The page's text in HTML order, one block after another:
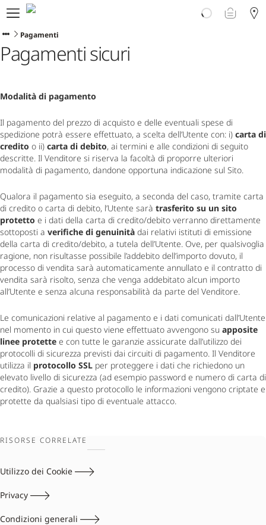
Prodotti
Scopri Ploom
Club
Vivi Ploom
Avvertenze sul prodotto
Pagamenti
Pagamenti sicuri
Modalità di pagamento
Il pagamento del prezzo di acquisto e delle eventuali spese di
spedizione potrà essere effettuato, a scelta dell’Utente con: i) carta di
credito o ii) carta di debito, ai termini e alle condizioni di seguito
descritte. Il Venditore si riserva la facoltà di proporre ulteriori
modalità di pagamento, dandone opportuna indicazione sul Sito.
Qualora il pagamento sia eseguito, a seconda del caso, tramite carta
di credito o carta di debito, l’Utente sarà trasferito su un sito
protetto e i dati della carta di credito/debito verranno direttamente
sottoposti a verifiche di genuinità dai relativi istituti di emissione
della carta di credito/debito, a tutela dell’Utente. Ove, per qualsivoglia
ragione, non risultasse possibile l’addebito dell’importo dovuto, il
processo di vendita sarà automaticamente annullato e il contratto di
vendita sarà risolto, senza che venga addebitato alcun importo
all’Utente e senza alcuna responsabilità da parte del Venditore.
Le comunicazioni relative al pagamento e i dati comunicati dall’Utente
nel momento in cui questo viene effettuato avvengono su apposite
linee protette e con tutte le garanzie assicurate dall’utilizzo dei
protocolli di sicurezza previsti dai circuiti di pagamento. Il Venditore
utilizza il protocollo SSL per proteggere i dati che richiedono un
elevato livello di sicurezza (ad esempio password e numero di carta di
credito). Grazie a questo protocollo le informazioni vengono criptate e
protette da qualsiasi tipo di eventuale attacco.
RISORSE CORRELATE
Utilizzo dei Cookie
Privacy
Condizioni generali